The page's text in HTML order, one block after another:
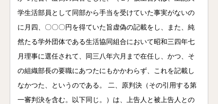
学生活部員として同部から手当を受けていた事実がないの
に月四、〇〇〇円を得ていた旨虚偽の記載をし、また、純
然たる学外団体である生活協同組合において昭和三四年七
月理事に選任されて、同三八年六月まで在任し、かつ、そ
の組織部長の要職にあつたにもかかわらず、これを記載し
なかつた、というのである。 二、原判決（その引用する第
一審判決を含む。以下同じ。）は、上告人と被上告人との